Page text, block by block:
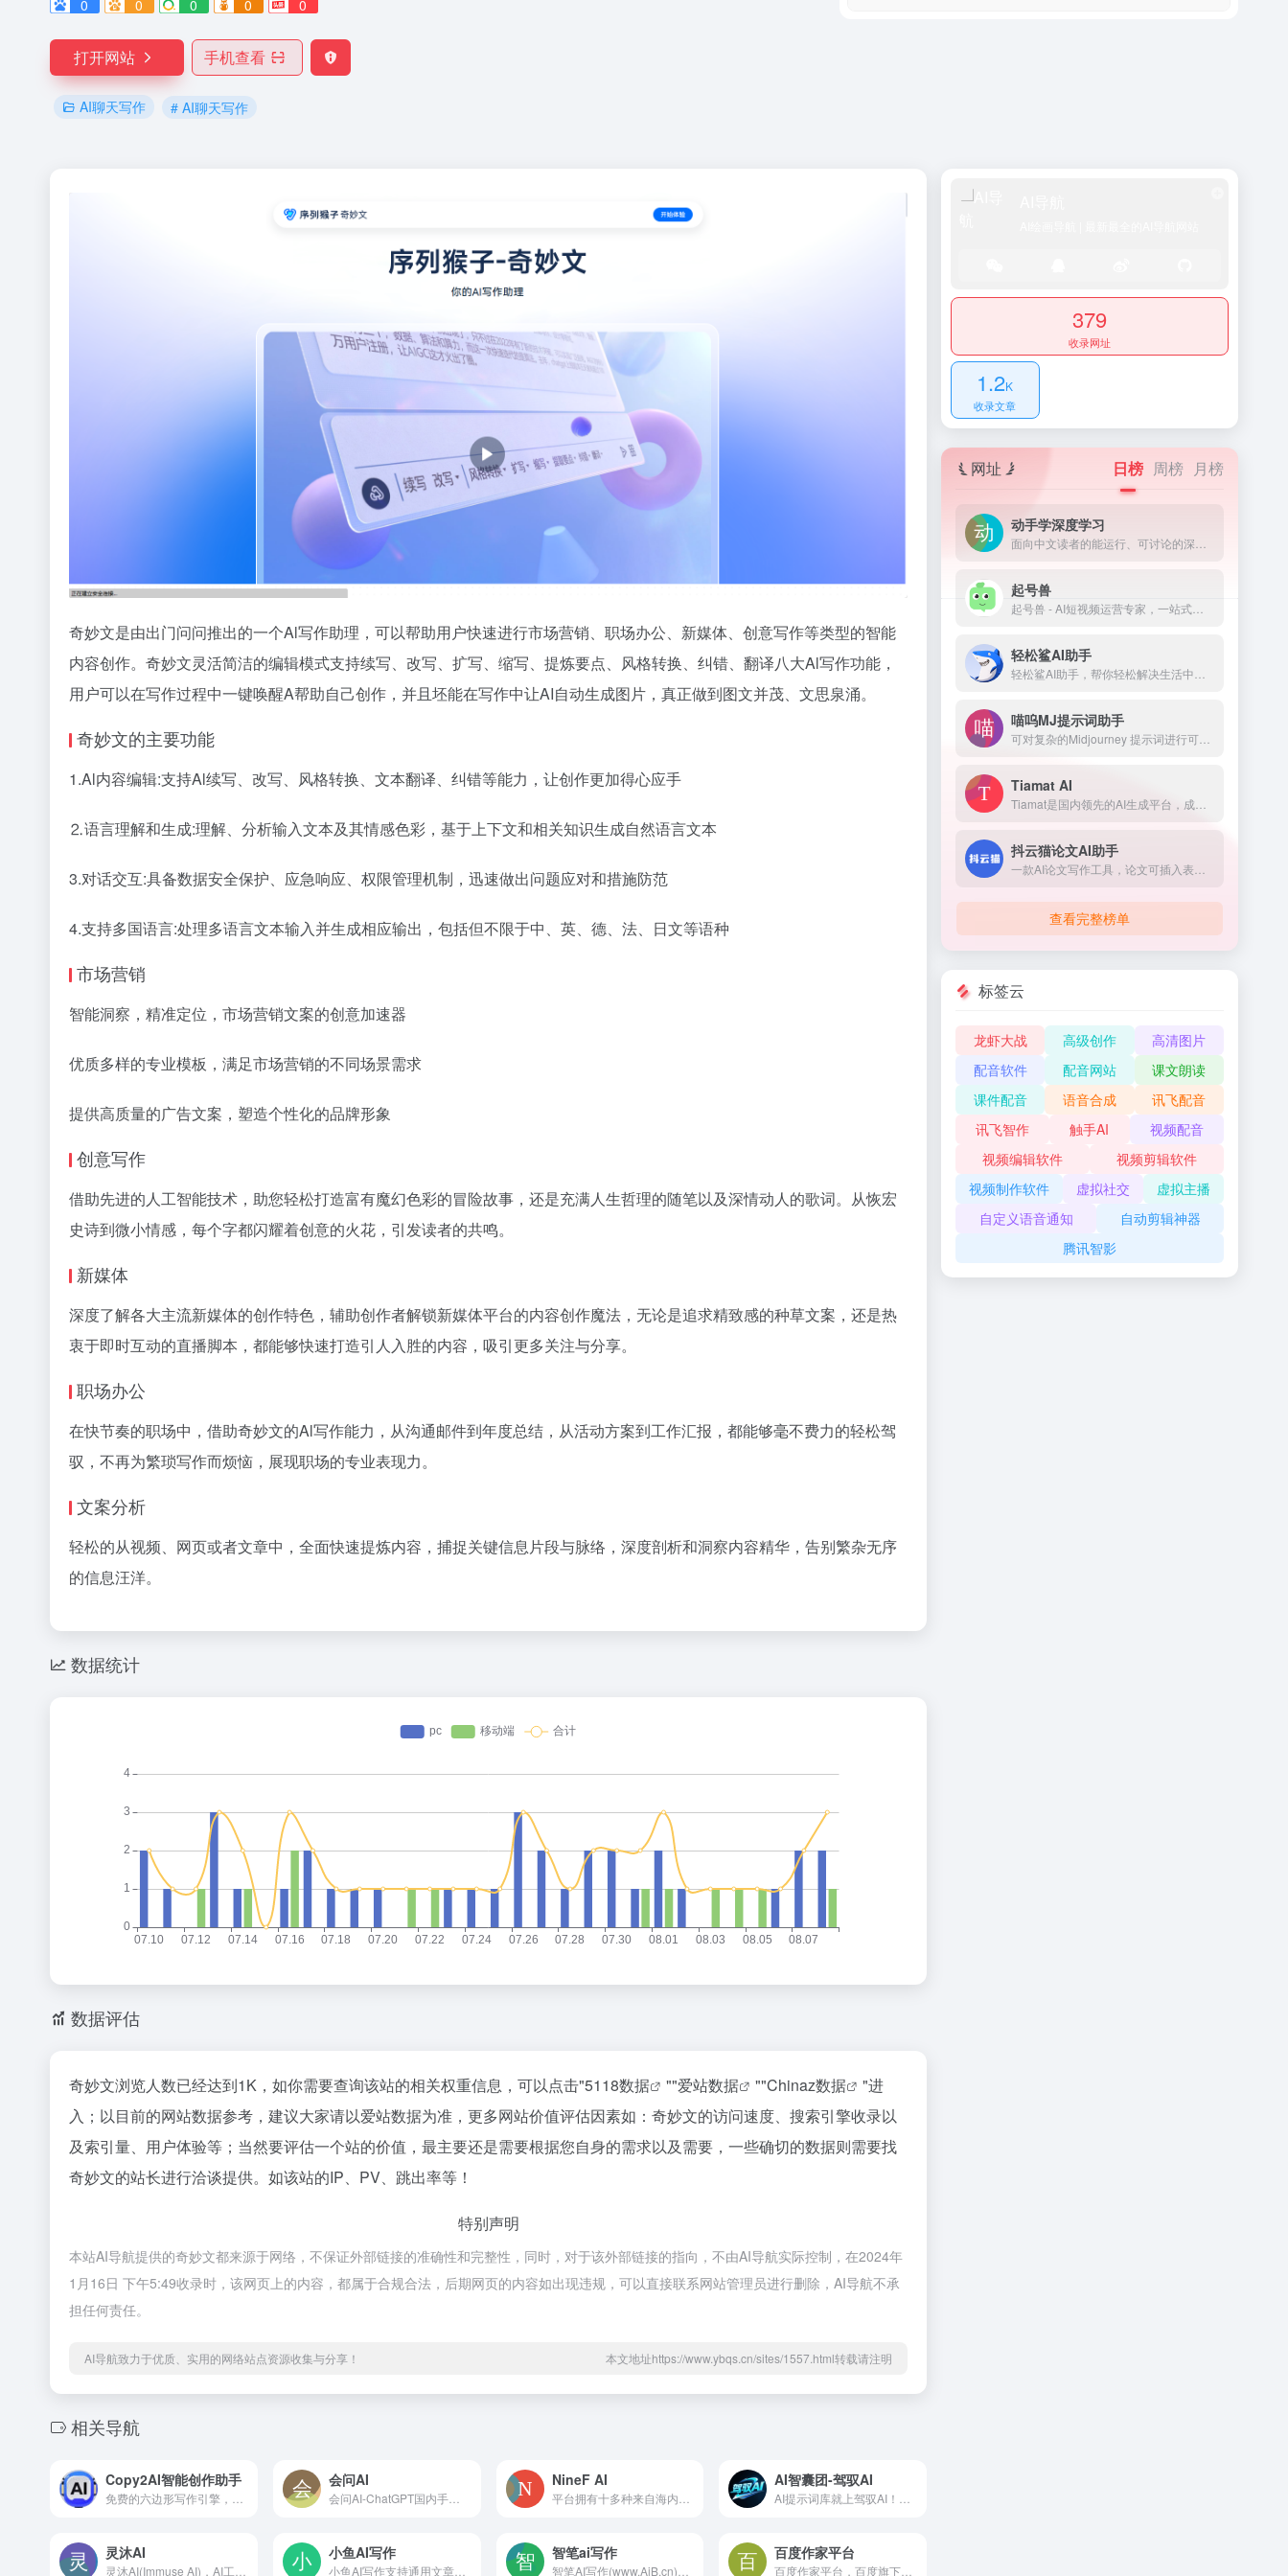
0 0 0 0 0
打开网站 手机查看
AI聊天写作 # AI聊天写作
奇妙文是由出门问问推出的一个Al写作助理，可以帮助用户快速进行市场营销、职场办公、新媒体、创意写作等类型的智能
内容创作。奇妙文灵活简洁的编辑模式支持续写、改写、扩写、缩写、提炼要点、风格转换、纠错、翻译八大Al写作功能，
用户可以在写作过程中一键唤醒A帮助自己创作，并且坯能在写作中让AI自动生成图片，真正做到图文并茂、文思泉涌。
奇妙文的主要功能
1.Al内容编辑:支持Al续写、改写、风格转换、文本翻译、纠错等能力，让创作更加得心应手
⒉语言理解和生成:理解、分析输入文本及其情感色彩，基于上下文和相关知识生成自然语言文本
3.对话交互:具备数据安全保护、应急响应、权限管理机制，迅速做出问题应对和措施防范
4.支持多国语言:处理多语言文本输入并生成相应输出，包括但不限于中、英、德、法、日文等语种
市场营销
智能洞察，精准定位，市场营销文案的创意加速器
优质多样的专业模板，满足市场营销的不同场景需求
提供高质量的广告文案，塑造个性化的品牌形象
创意写作
借助先进的人工智能技术，助您轻松打造富有魔幻色彩的冒险故事，还是充满人生哲理的随笔以及深情动人的歌词。从恢宏
史诗到微小情感，每个字都闪耀着创意的火花，引发读者的共鸣。
新媒体
深度了解各大主流新媒体的创作特色，辅助创作者解锁新媒体平台的内容创作魔法，无论是追求精致感的种草文案，还是热
衷于即时互动的直播脚本，都能够快速打造引人入胜的内容，吸引更多关注与分享。
职场办公
在快节奏的职场中，借助奇妙文的Al写作能力，从沟通邮件到年度总结，从活动方案到工作汇报，都能够毫不费力的轻松驾
驭，不再为繁琐写作而烦恼，展现职场的专业表现力。
文案分析
轻松的从视频、网页或者文章中，全面快速提炼内容，捕捉关键信息片段与脉络，深度剖析和洞察内容精华，告别繁杂无序
的信息汪洋。
数据统计
数据评估
奇妙文浏览人数已经达到1K，如你需要查询该站的相关权重信息，可以点击"5118数据 ""爱站数据 ""Chinaz数据
"进
入；以目前的网站数据参考，建议大家请以爱站数据为准，更多网站价值评估因素如：奇妙文的访问速度、搜索引擎收录以
及索引量、用户体验等；当然要评估一个站的价值，最主要还是需要根据您自身的需求以及需要，一些确切的数据则需要找
奇妙文的站长进行洽谈提供。如该站的IP、PV、跳出率等！
特别声明
本站AI导航提供的奇妙文都来源于网络，不保证外部链接的准确性和完整性，同时，对于该外部链接的指向，不由AI导航实际控制，在2024年
1月16日 下午5:49收录时，该网页上的内容，都属于合规合法，后期网页的内容如出现违规，可以直接联系网站管理员进行删除，AI导航不承
担任何责任。
AI导航致力于优质、实用的网络站点资源收集与分享！ 本文地址https://www.ybqs.cn/sites/1557.html转载请注明
相关导航
Copy2AI智能创作助手 会问AI
会问AI-ChatGPT国内手机版，无需注册，流畅使用
NineF AI AI智囊团-驾驭AI
灵沐AI 小鱼AI写作
小鱼AI写作支持通用文章自动写作、关键词生成文章、新闻稿等创作。同时支持不同自媒体平台风格文章写作，包括头条文章、公众号文章、新闻稿、小红书文章、种草文章、营销文章、评测文章、经验分享文章等等文章创作。
智笔ai写作 百度作家平台
379
收录网址
1.2K
收录文章
网址 日榜 周榜 月榜
动手学深度学习
起号兽
轻松鲨AI助手
喵呜MJ提示词助手
Tiamat AI
抖云猫论文AI助手
查看完整榜单
标签云
龙虾大战 高级创作
高清图片
配音软件
配音网站
课文朗读
课件配音
语音合成
讯飞配音
讯飞智作
触手AI
视频配音
视频编辑软件
视频剪辑软件
视频制作软件
虚拟社交
虚拟主播
自定义语音通知
自动剪辑神器
腾讯智影